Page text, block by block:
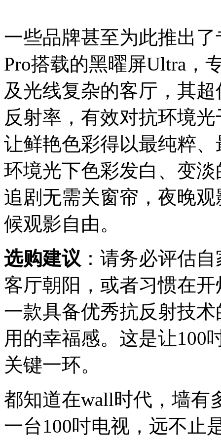
一些品牌甚至为此推出
Pro搭载的黑曜屏Ultra，
及光线复杂的客厅，其
反射率，有效对抗环境
让鲜艳色彩得以最纯粹
环境光下色彩发白、变
追剧无需关窗帘，夜晚
候观影自由。
选购建议 ：请务必评估
客厅朝阳，或者习惯在
一款具备优秀抗反射技
用的幸福感。这是让100
关键一环。
都知道在wall时代，墙有
一台100吋电视，远不止